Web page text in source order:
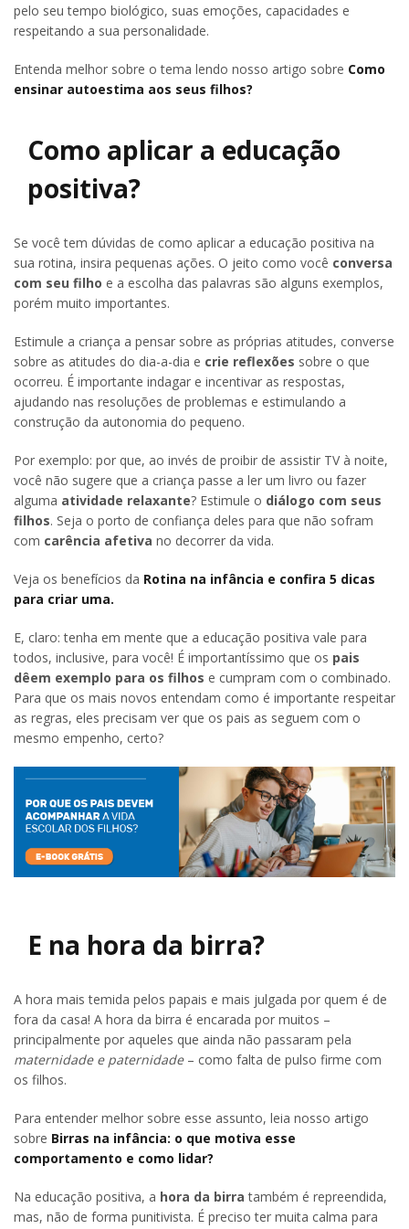
pelo seu tempo biológico, suas emoções, capacidades e
respeitando a sua personalidade.
Entenda melhor sobre o tema lendo nosso artigo sobre Como
ensinar autoestima aos seus filhos?
Como aplicar a educação
positiva?
Se você tem dúvidas de como aplicar a educação positiva na
sua rotina, insira pequenas ações. O jeito como você conversa
com seu filho e a escolha das palavras são alguns exemplos,
porém muito importantes.
Estimule a criança a pensar sobre as próprias atitudes, converse
sobre as atitudes do dia-a-dia e crie reflexões sobre o que
ocorreu. É importante indagar e incentivar as respostas,
ajudando nas resoluções de problemas e estimulando a
construção da autonomia do pequeno.
Por exemplo: por que, ao invés de proibir de assistir TV à noite,
você não sugere que a criança passe a ler um livro ou fazer
alguma atividade relaxante? Estimule o diálogo com seus
filhos. Seja o porto de confiança deles para que não sofram
com carência afetiva no decorrer da vida.
Veja os benefícios da Rotina na infância e confira 5 dicas
para criar uma.
E, claro: tenha em mente que a educação positiva vale para
todos, inclusive, para você! É importantíssimo que os pais
dêem exemplo para os filhos e cumpram com o combinado.
Para que os mais novos entendam como é importante respeitar
as regras, eles precisam ver que os pais as seguem com o
mesmo empenho, certo?
E na hora da birra?
A hora mais temida pelos papais e mais julgada por quem é de
fora da casa! A hora da birra é encarada por muitos –
principalmente por aqueles que ainda não passaram pela
maternidade e paternidade – como falta de pulso firme com
os filhos.
Para entender melhor sobre esse assunto, leia nosso artigo
sobre Birras na infância: o que motiva esse
comportamento e como lidar?
Na educação positiva, a hora da birra também é repreendida,
mas, não de forma punitivista. É preciso ter muita calma para